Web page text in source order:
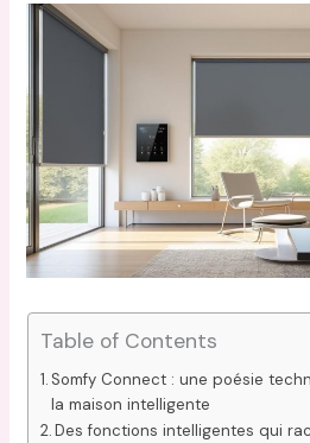
Table of Contents
Somfy Connect : une poésie
la maison intelligente
Des fonctions intelligentes qui